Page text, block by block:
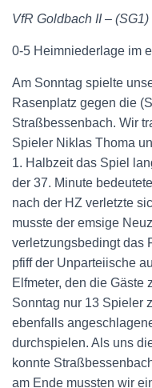
VfR Goldbach II –
0-5 Heimniederlage im
Am Sonntag spielte
Rasenplatz gegen die
Straßbessenbach. Wir
Spieler Niklas Thoma
1. Halbzeit das Spiel
der 37. Minute
nach der HZ verletzte
musste der emsige
verletzungsbedingt das
pfiff der Unparteiische
Elfmeter, den die Gäste
Sonntag nur 13 Spieler
ebenfalls
durchspielen. Als uns
konnte
am Ende mussten wir